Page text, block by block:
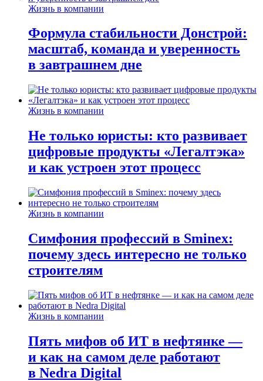
Жизнь в компании
Формула стабильности Донстрой:
масштаб, команда и уверенность
в завтрашнем дне
Жизнь в компании
Не только юристы: кто развивает
цифровые продукты «Легалтэка»
и как устроен этот процесс
Жизнь в компании
Симфония профессий в Sminex:
почему здесь интересно не только
строителям
Жизнь в компании
Пять мифов об ИТ в нефтянке —
и как на самом деле работают
в Nedra Digital